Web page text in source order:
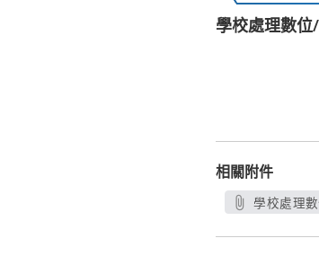
學校處理數
相關附件
學校處理